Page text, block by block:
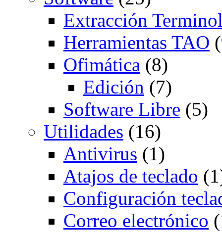
Extracción
Herramientas TAO
Ofimática (8)
Edición (7)
Software Libre (5)
Utilidades (16)
Antivirus (1)
Atajos de teclado
Configuración
Correo electrónico